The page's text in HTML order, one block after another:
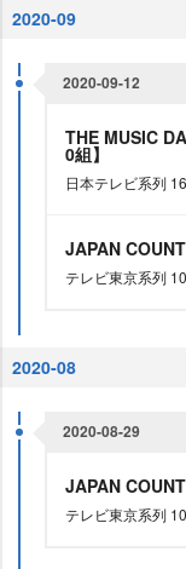
2020-09
2020-09-12
THE MUSIC
0組】
日本テレビ系列
JAPAN
テレビ東京系列
2020-08
2020-08-29
JAPAN
テレビ東京系列